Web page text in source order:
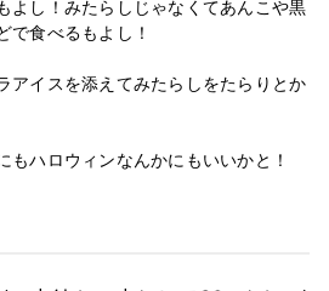
よし！みたらしじゃなくてあんこや黒
で食べるもよし！
アイスを添えてみたらしをたらりとか
もハロウィンなんかにもいいかと！